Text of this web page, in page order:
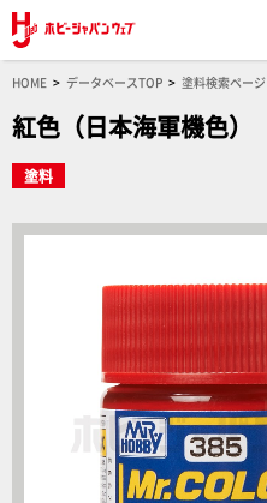
HOME データベースTOP 塗料検索ページ
紅色（日本海軍機色）
塗料